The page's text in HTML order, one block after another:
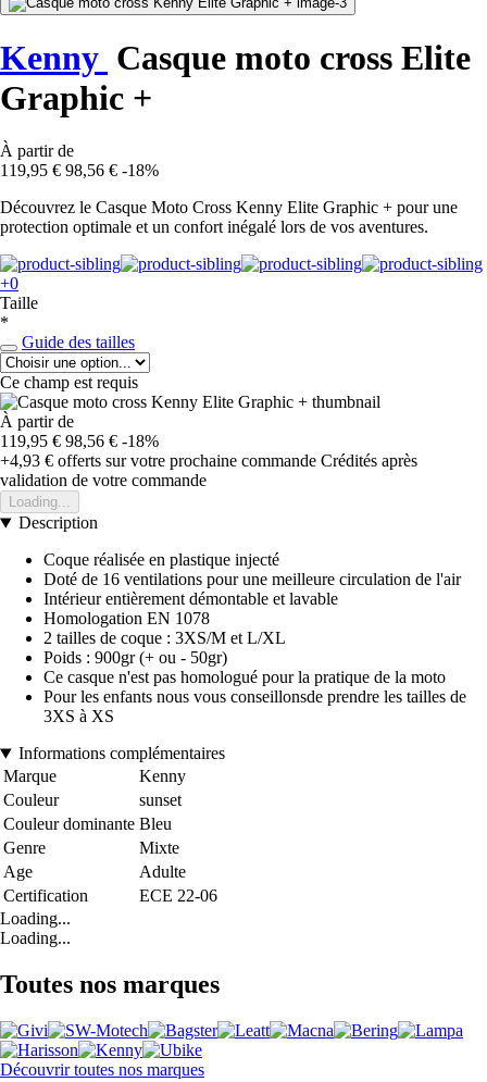
Kenny Casque moto cross Elite
Graphic +
À partir de
119,95 € 98,56 € -18%
Découvrez le Casque Moto Cross Kenny Elite Graphic + pour une
protection optimale et un confort inégalé lors de vos aventures.
+0
Taille
*
Guide des tailles
Ce champ est requis
À partir de
119,95 € 98,56 € -18%
+4,93 € offerts sur votre prochaine commande Crédités après
validation de votre commande
Loading...
Description
Coque réalisée en plastique injecté
Doté de 16 ventilations pour une meilleure circulation de l'air
Intérieur entièrement démontable et lavable
Homologation EN 1078
2 tailles de coque : 3XS/M et L/XL
Poids : 900gr (+ ou - 50gr)
Ce casque n'est pas homologué pour la pratique de la moto
Pour les enfants nous vous conseillonsde prendre les tailles de
3XS à XS
Informations complémentaires
Marque
Kenny
Couleur
sunset
Couleur dominante Bleu
Genre
Mixte
Age
Adulte
Certification
ECE 22-06
Loading...
Loading...
Toutes nos marques
Découvrir toutes nos marques